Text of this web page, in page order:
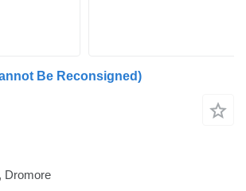
Be Reconsigned)
Dromore